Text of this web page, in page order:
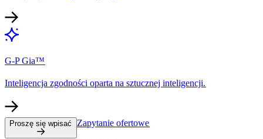
G-P Gia™​​
Inteligencja zgodności oparta na sztucznej inteligencji.​​
Proszę się wpisać​​ Zapytanie ofertowe​​